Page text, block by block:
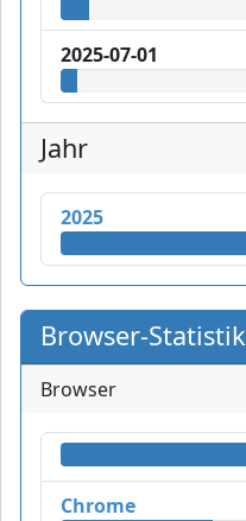
2025-07-01
Jahr
2025
Browser-Statistik
Browser
Chrome